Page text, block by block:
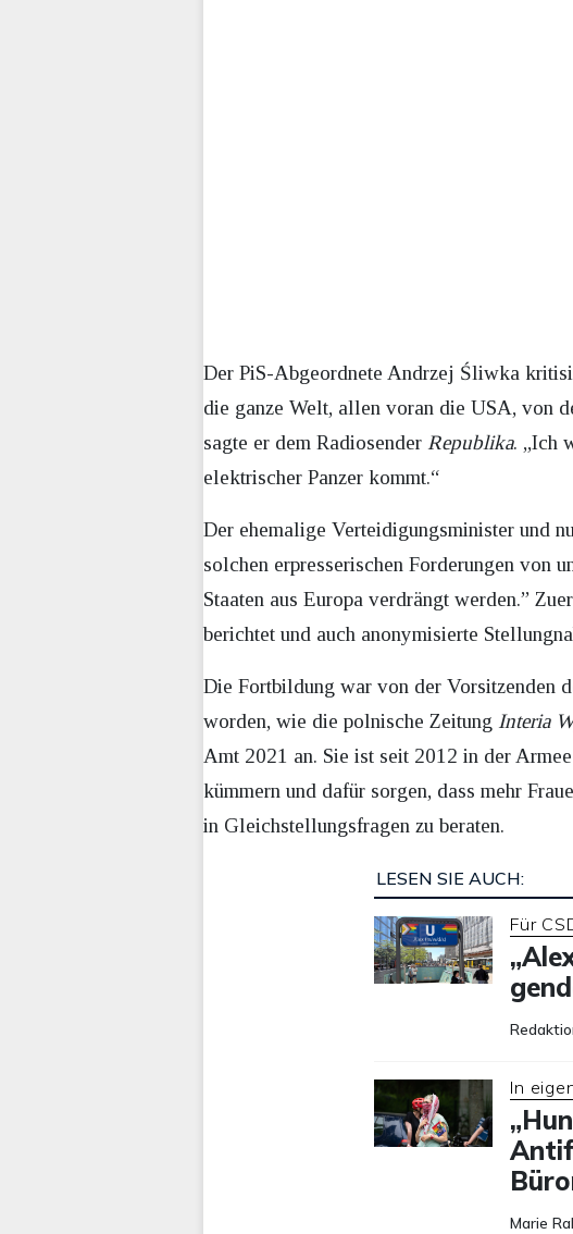
Der PiS-Abgeordnete Andrzej Śliwka
die ganze Welt, allen voran die USA, von
sagte er dem Radiosender Republika. „Ich
elektrischer Panzer kommt.“
Der ehemalige Verteidigungsminister und
solchen erpresserischen Forderungen von
Staaten aus Europa verdrängt werden.”
berichtet und auch anonymisierte
Die Fortbildung war von der Vorsitzenden
worden, wie die polnische Zeitung Interia
Amt 2021 an. Sie ist seit 2012 in der
kümmern und dafür sorgen, dass mehr
in Gleichstellungsfragen zu beraten.
LESEN SIE AUCH:
Für
In
Marie